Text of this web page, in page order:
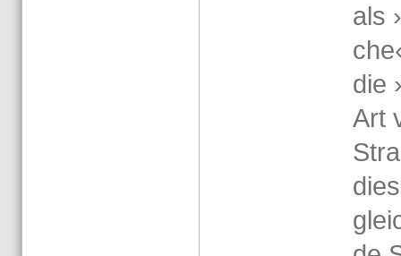
als
die
Art